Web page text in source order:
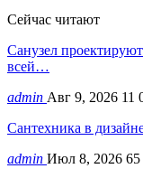
Сейчас читают
Санузел
всей…
admin Авг 9, 2026 11
Сантехника в
admin Июл 8, 2026 65